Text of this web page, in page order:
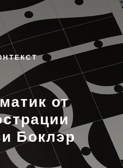
от
Боклэр